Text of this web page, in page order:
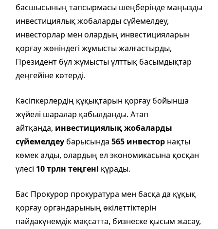
басшысының тапсырмасы шеңберінде маңызды
инвестициялық жобаларды сүйемелдеу,
инвесторлар мен олардың инвестицияларын
қорғау жөніндегі жұмысты жалғастырды,
Президент бұл жұмысты ұлттық басымдықтар
деңгейіне көтерді.
Кәсіпкерлердің құқықтарын қорғау бойынша
жүйелі шаралар қабылданды. Атап
айтқанда, инвестициялық жобаларды
сүйемелдеу барысында 565 инвестор нақты
көмек алды, олардың ел экономикасына қосқан
үлесі 10 трлн теңгені құрады.
Бас Прокурор прокуратура мен басқа да құқық
қорғау органдарының өкілеттіктерін
пайдакүнемдік мақсатта, бизнеске қысым жасау,